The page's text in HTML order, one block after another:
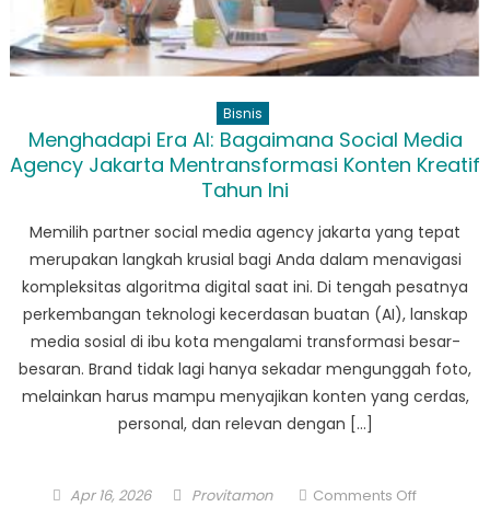
Bisnis
Menghadapi Era AI: Bagaimana Social Media
Agency Jakarta Mentransformasi Konten Kreatif
Tahun Ini
Memilih partner social media agency jakarta yang tepat
merupakan langkah krusial bagi Anda dalam menavigasi
kompleksitas algoritma digital saat ini. Di tengah pesatnya
perkembangan teknologi kecerdasan buatan (AI), lanskap
media sosial di ibu kota mengalami transformasi besar-
besaran. Brand tidak lagi hanya sekadar mengunggah foto,
melainkan harus mampu menyajikan konten yang cerdas,
personal, dan relevan dengan […]
Posted
Apr 16, 2026 Author
Provitamon Comments Offon